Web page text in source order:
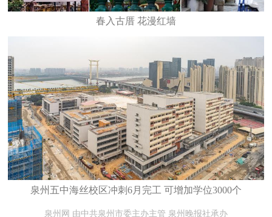
春入古厝 花漫红墙
泉州五中海丝校区冲刺6月完工 可增加学位3000个
泉州网 由中共泉州市委主办主管 泉州晚报社承办